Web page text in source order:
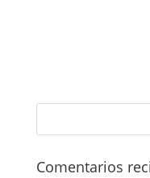
Comentarios